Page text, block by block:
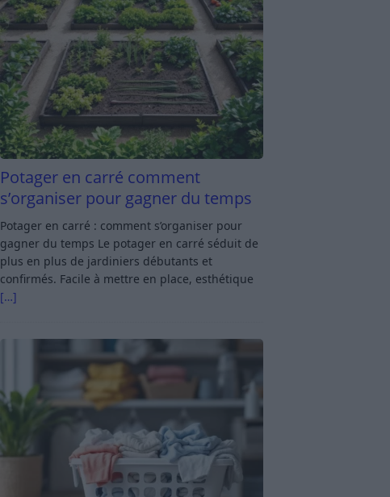
Potager en carré comment
s’organiser pour gagner du temps
Potager en carré : comment s’organiser pour
gagner du temps Le potager en carré séduit de
plus en plus de jardiniers débutants et
confirmés. Facile à mettre en place, esthétique
[…]